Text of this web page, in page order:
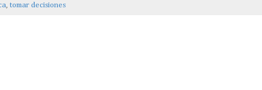
, tomar decisiones